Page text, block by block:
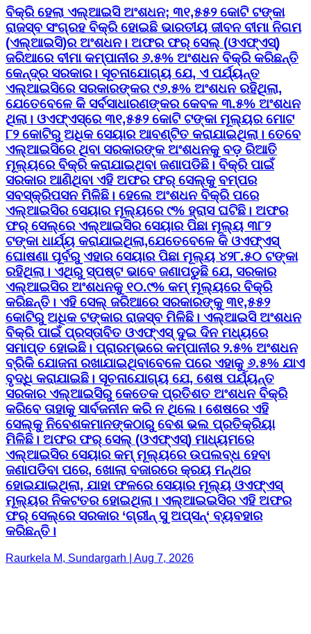
ଏଲ୍‌ଆଇସିରେ ସରକାରଙ୍କର ୯୬.୫% ଅଂଶଧନ ରହିଥିଲା,
ଯେତେବେଳେ କି ସର୍ବସାଧାରଣଙ୍କର କେବଳ ୩.୫% ଅଂଶଧନ
ଥିଲା। ଓଏଫ୍‌ଏସ୍‌ରେ ୩୧,୫୫୨ କୋଟି ଟଙ୍କା ମୂଲ୍ୟର ମୋଟ
୮୨ କୋଟିରୁ ଅଧିକ ସେୟାର ଆବଣ୍ଟିତ କରାଯାଇଥିଲା। ତେବେ
ଏଲ୍‌ଆଇସିରେ ଥିବା ସରକାରଙ୍କ ଅଂଶଧନକୁ ବଡ଼ ରିଆତି
ମୂଲ୍ୟରେ ବିକ୍ରି କରାଯାଇଥିବା ଜଣାପଡିଛି। ବିକ୍ରି ପାଇଁ
ସରକାର ଆଣିଥିବା ଏହି ଅଫର ଫର୍ ସେଲ୍‌କୁ ବମ୍ପର
ସବସ୍କ୍ରିପସନ ମିଳିଛି। ହେଲେ ଅଂଶଧନ ବିକ୍ରି ପରେ
ଏଲ୍‌ଆଇସିର ସେୟାର ମୂଲ୍ୟରେ ୯% ହ୍ରାସ ଘଟିଛି। ଅଫର
ଫର୍ ସେଲ୍‌ରେ ଏଲ୍‌ଆଇସିର ସେୟାର ପିଛା ମୂଲ୍ୟ ୩୮୨
ଟଙ୍କା ଧାର୍ଯ୍ୟ କରାଯାଇଥିଲା,ଯେତେବେଳେ କି ଓଏଫ୍‌ଏସ୍‌
ଘୋଷଣା ପୂର୍ବରୁ ଏହାର ସେୟାର ପିଛା ମୂଲ୍ୟ ୪୨୮.୫୦ ଟଙ୍କା
ରହିଥିଲା। ଏଥିରୁ ସ୍ପଷ୍ଟ ଭାବେ ଜଣାପଡୁଛି ଯେ, ସରକାର
ଏଲ୍‌ଆଇସିର ଅଂଶଧନକୁ ୧୦.୯% କମ୍‌ ମୂଲ୍ୟରେ ବିକ୍ରି
କରିଛନ୍ତି। ଏହି ସେଲ୍‌ ଜରିଆରେ ସରକାରଙ୍କୁ ୩୧,୫୫୨
କୋଟିରୁ ଅଧିକ ଟଙ୍କାର ରାଜସ୍ବ ମିଳିଛି। ଏଲ୍‌ଆଇସି ଅଂଶଧନ
ବିକ୍ରି ପାଇଁ ପ୍ରସ୍ତାବିତ ଓଏଫ୍‌ଏସ୍‌ ଦୁଇ ଦିନ ମଧ୍ୟରେ
ସମାପ୍ତ ହୋଇଛି। ପ୍ରାରମ୍ଭରେ କମ୍ପାନୀର ୨.୫% ଅଂଶଧନ
ବ୍ରିକି ଯୋଜନା ରଖାଯାଇଥିବାବେଳେ ପରେ ଏହାକୁ ୬.୫% ଯାଏ
ବୃଦ୍ଧି କରାଯାଇଛି। ସୂଚନାଯୋଗ୍ୟ ଯେ, ଶେଷ ପର୍ଯ୍ୟନ୍ତ
ସରକାର ଏଲ୍‌ଆଇସିରୁ କେତେକ ପ୍ରତିଶତ ଅଂଶଧନ ବିକ୍ରି
କରିବେ ତାହାକୁ ସାର୍ବଜନୀନ କରି ନ ଥିଲେ। ଶେଷରେ ଏହି
ସେଲ୍‌କୁ ନିବେଶକମାନଙ୍କଠାରୁ ବେଶ ଭଲ ପ୍ରତିକ୍ରିୟା
ମିଳିଛି। ଅଫର ଫର୍ ସେଲ୍ (ଓଏଫ୍‌ଏସ୍‌) ମାଧ୍ୟମରେ
ଏଲ୍‌ଆଇସିର ସେୟାର କମ୍ ମୂଲ୍ୟରେ ଉପଲବ୍ଧ ହେବା
ଜଣାପଡିବା ପରେ, ଖୋଲା ବଜାରରେ କ୍ରୟ ମନ୍ଥର
ହୋଇଯାଇଥିଲା, ଯାହା ଫଳରେ ସେୟାର ମୂଲ୍ୟ ଓଏଫ୍‌ଏସ୍‌
ମୂଲ୍ୟର ନିକଟତର ହୋଇଥିଲା। ଏଲ୍‌ଆଇଇସିର ଏହି ଅଫର
ଫର୍ ସେଲ୍‌ରେ ସରକାର ‘ଗ୍ରୀନ୍ ସୁ ଅପ୍‌ସନ୍‌‘ ବ୍ୟବହାର
କରିଛନ୍ତି।
Raurkela M, Sundargarh | Aug 7, 2026